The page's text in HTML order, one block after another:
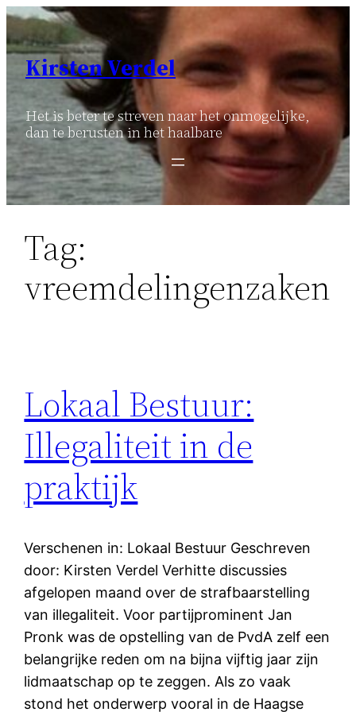
Ga
naar
inhoud
Kirsten Verdel
Het is beter te streven naar het onmogelijke,
dan te berusten in het haalbare
Tag:
vreemdelingenzaken
Lokaal Bestuur:
Illegaliteit in de
praktijk
Verschenen in: Lokaal Bestuur Geschreven
door: Kirsten Verdel Verhitte discussies
afgelopen maand over de strafbaarstelling
van illegaliteit. Voor partijprominent Jan
Pronk was de opstelling van de PvdA zelf een
belangrijke reden om na bijna vijftig jaar zijn
lidmaatschap op te zeggen. Als zo vaak
stond het onderwerp vooral in de Haagse